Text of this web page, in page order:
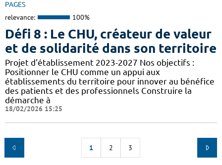
PAGES
relevance: 100%
Défi 8 : Le CHU, créateur de valeur
et de solidarité dans son territoire
Projet d'établissement 2023-2027 Nos objectifs :
Positionner le CHU comme un appui aux
établissements du territoire pour innover au bénéfice
des patients et des professionnels Construire la
démarche à
18/02/2026 15:25
1 2 3